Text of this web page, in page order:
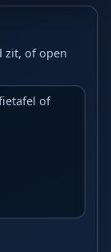
zit, of open
of